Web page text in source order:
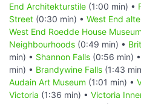
End Architekturstile (1:00 min) •
Street (0:30 min) • West End
West End Roedde House Museum
Neighbourhoods (0:49 min) •
min) • Shannon Falls (0:56 min) •
min) • Brandywine Falls (1:43
Audain Art Museum (1:01 min) •
Victoria (1:36 min) • Victoria